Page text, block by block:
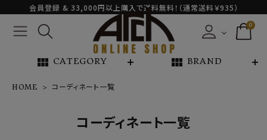
会員登録 & 33,000円以上購入で送料無料！（通常送料￥935）
0
view_module CATEGORY view_module BRAND
NEW ARRIVAL
HOME コーディネート一覧
コーディネート一覧